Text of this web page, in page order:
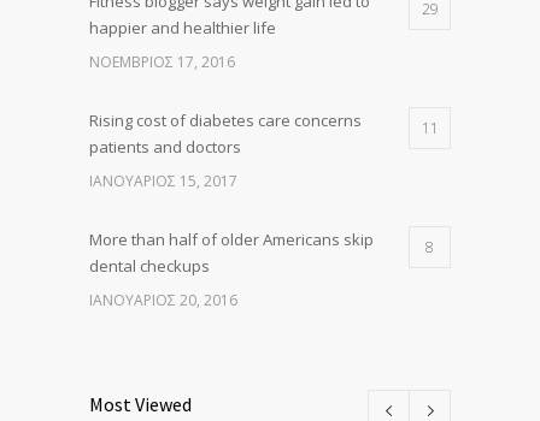
happier and healthier life
29
ΝΟΈΜΒΡΙΟΣ 17, 2016
Rising cost of diabetes care concerns
patients and doctors
11
ΙΑΝΟΥΆΡΙΟΣ 15, 2017
More than half of older Americans skip
dental checkups
8
ΙΑΝΟΥΆΡΙΟΣ 20, 2016
Most Viewed